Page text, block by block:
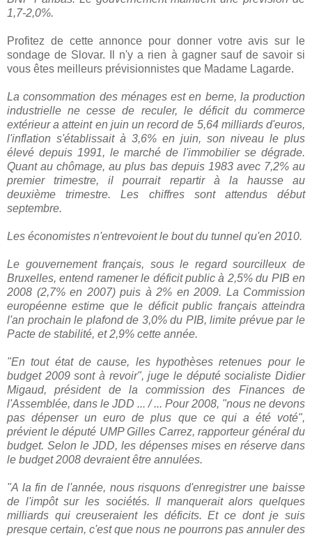
1,7-2,0%.
Profitez de cette annonce pour donner votre avis sur le
sondage de Slovar. Il n'y a rien à gagner sauf de savoir si
vous êtes meilleurs prévisionnistes que Madame Lagarde.
La consommation des ménages est en berne, la production
industrielle ne cesse de reculer, le déficit du commerce
extérieur a atteint en juin un record de 5,64 milliards d'euros,
l'inflation s'établissait à 3,6% en juin, son niveau le plus
élevé depuis 1991, le marché de l'immobilier se dégrade.
Quant au chômage, au plus bas depuis 1983 avec 7,2% au
premier trimestre, il pourrait repartir à la hausse au
deuxième trimestre. Les chiffres sont attendus début
septembre.
Les économistes n'entrevoient le bout du tunnel qu'en 2010.
Le gouvernement français, sous le regard sourcilleux de
Bruxelles, entend ramener le déficit public à 2,5% du PIB en
2008 (2,7% en 2007) puis à 2% en 2009. La Commission
européenne estime que le déficit public français atteindra
l'an prochain le plafond de 3,0% du PIB, limite prévue par le
Pacte de stabilité, et 2,9% cette année.
"En tout état de cause, les hypothèses retenues pour le
budget 2009 sont à revoir", juge le député socialiste Didier
Migaud, président de la commission des Finances de
l'Assemblée, dans le JDD ... / ... Pour 2008, "nous ne devons
pas dépenser un euro de plus que ce qui a été voté",
prévient le député UMP Gilles Carrez, rapporteur général du
budget. Selon le JDD, les dépenses mises en réserve dans
le budget 2008 devraient être annulées.
"A la fin de l'année, nous risquons d'enregistrer une baisse
de l'impôt sur les sociétés. Il manquerait alors quelques
milliards qui creuseraient les déficits. Et ce dont je suis
presque certain, c'est que nous ne pourrons pas annuler des